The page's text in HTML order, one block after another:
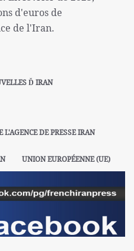
d'euros de
de l'Iran.
Ď IRAN
DE PRESSE IRAN
UNION EUROPÉENNE (UE)